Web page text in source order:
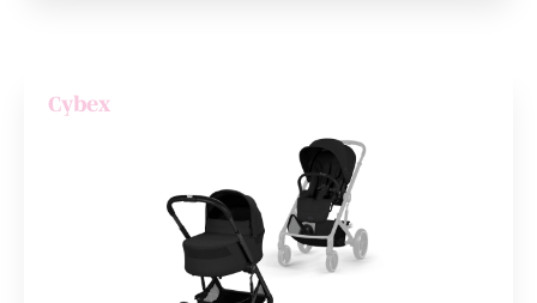
Cybex